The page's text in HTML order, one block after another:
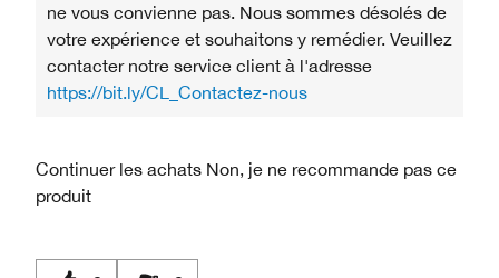
ne vous convienne pas. Nous sommes désolés de
votre expérience et souhaitons y remédier. Veuillez
contacter notre service client à l'adresse
https://bit.ly/CL_Contactez-nous
Continuer les achats Non, je ne recommande pas ce
produit